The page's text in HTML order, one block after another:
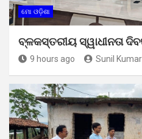
ମୋ ଓଡ଼ିଶା
ବ୍ଳକସ୍ତରୀୟ ସ୍ୱାଧୀନତା
9 hours ago Sunil